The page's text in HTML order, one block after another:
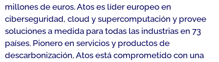
millones de euros. Atos es líder europeo en
ciberseguridad, cloud y supercomputación y provee
soluciones a medida para todas las industrias en 73
países. Pionero en servicios y productos de
descarbonización, Atos está comprometido con una